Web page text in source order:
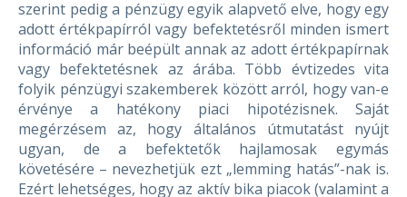
szerint pedig a pénzügy egyik alapvető elve, hogy egy
adott értékpapírról vagy befektetésről minden ismert
információ már beépült annak az adott értékpapírnak
vagy befektetésnek az árába. Több évtizedes vita
folyik pénzügyi szakemberek között arról, hogy van-e
érvénye a hatékony piaci hipotézisnek. Saját
megérzésem az, hogy általános útmutatást nyújt
ugyan, de a befektetők hajlamosak egymás
követésére – nevezhetjük ezt „lemming hatás”-nak is.
Ezért lehetséges, hogy az aktív bika piacok (valamint a